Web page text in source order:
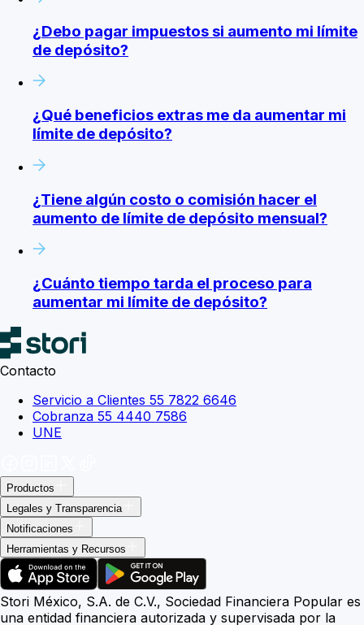
¿Debo pagar impuestos si aumento mi límite
de depósito?
¿Qué beneficios extras me da aumentar mi
límite de depósito?
¿Tiene algún costo o comisión hacer el
aumento de límite de depósito mensual?
¿Cuánto tiempo tarda el proceso para
aumentar mi límite de depósito?
Contacto
Servicio a Clientes 55 7822 6646
Cobranza 55 4440 7586
UNE
Productos
Legales y Transparencia
Notificaciones
Herramientas y Recursos
Stori México, S.A. de C.V., Sociedad Financiera Popular es
una entidad financiera autorizada y supervisada por la